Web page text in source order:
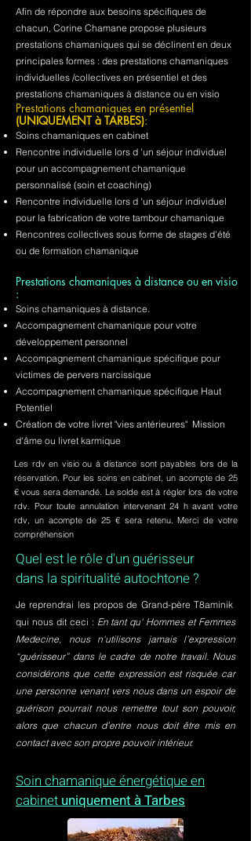
Afin de répondre aux besoins spécifiques de
chacun, Corine Chamane propose plusieurs
prestations chamaniques qui se déclinent en deux
principales formes : des prestations chamaniques
individuelles /collectives en présentiel et des
prestations chamaniques à distance ou en visio
Prestations chamaniques en présentiel
(UNIQUEMENT à TARBES):
Soins chamaniques en cabinet
Rencontre individuelle lors d 'un séjour individuel
pour un accompagnement chamanique
personnalisé (soin et coaching)
Rencontre individuelle lors d 'un séjour individuel
pour la fabrication de votre tambour chamanique
Rencontres collectives sous forme de stages d'été
ou de formation chamanique
Prestations chamaniques à distance ou en visio
:
Soins chamaniques à distance.
Accompagnement chamanique pour votre
développement personnel
Accompagnement chamanique spécifique pour
victimes de pervers narcissique
Accompagnement chamanique spécifique Haut
Potentiel
Création de votre livret "vies antérieures" Mission
d'âme ou livret karmique
Les rdv en visio ou à distance sont payables lors de la
réservation. Pour les soins en cabinet, un acompte de 25
€ vous sera demandé. Le solde est à régler lors de votre
rdv. Pour toute annulation intervenant 24 h avant votre
rdv, un acompte de 25 € sera retenu. Merci de votre
compréhension
Quel est le rôle d'un guérisseur
dans la spiritualité autochtone ?
Je reprendrai les propos de Grand-père T8aminik
qui nous dit ceci : En tant qu' Hommes et Femmes
Medecine, nous n'utilisons jamais l’expression
“guérisseur” dans le cadre de notre travail. Nous
considérons que cette expression est risquée car
une personne venant vers nous dans un espoir de
guérison pourrait nous remettre tout son pouvoir,
alors que chacun d’entre nous doit être mis en
contact avec son propre pouvoir intérieur.
Soin chamanique énergétique en
cabinet uniquement à Tarbes